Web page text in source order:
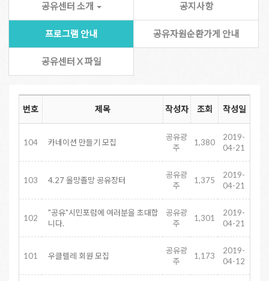
공유센터 소개 공지사항
프로그램 안내 공유자원순환가게 안내
공유센터 X 파일
번호 제목 작성자 조회 작성일
104 카네이션 만들기 모집
공유광
주
1,380
2019-
04-21
103 4.27 올망졸망 공유장터
공유광
주
1,375
2019-
04-21
102
"공유"시민포럼에 여러분을 초대합
니다.
공유광
주
1,301
2019-
04-21
101 우클렐레 회원 모집
공유광
주
1,173
2019-
04-12